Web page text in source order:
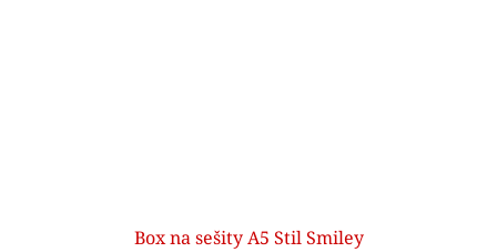
Box na sešity A5 Stil Smiley